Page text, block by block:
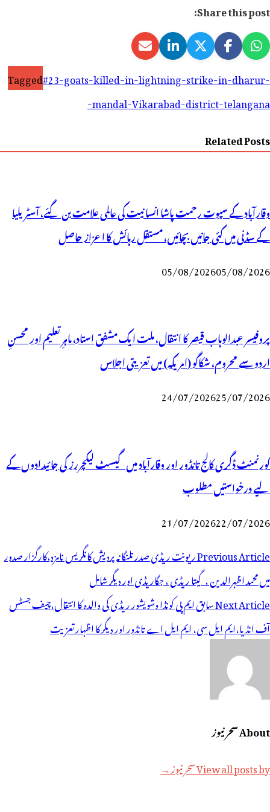
Share this post:
Tagged#23-goats-killed-in-lightning-strike-in-dharur-
mandal-Vikarabad-district-telangana-
Related Posts
وقارآباد کے سپوت رحمت پاشا انسانیت کی عالمی علامت بن گئے، آسٹریلیا
کے سڈنی میں کئی جانیں بچائیں، مستقل رہائش کا اعزاز حاصل
05/08/202605/08/2026
پروفیسر عبدالوہاب قیصر کا انتقال، ملت ایک مشفق استاد، ماہرِتعلیم اور محسنِ
اردو سے محروم، شکاگو (امریکہ) میں تعزیتی اجلاس
24/07/202625/07/2026
گورنمنٹ ڈگری کالج تانڈور اور وقارآباد میں گیسٹ لیکچررز کی جائیدادوں کے
لیے درخواستیں مطلوب
21/07/202622/07/2026
پوسٹوں
کی
نیویگیشن
Previous Articleریونت ریڈی صدر تلنگانہ پردیش کانگریس نامزد،کارگزار صدور
میں محمد اظہرالدین ،گیتا ریڈی ، جگاریڈی اور دیگر شامل
Next Articleسابق ایم پی کونڈا وشویشور ریڈی کی والدہ کا انتقال،چیف جسٹس
آف انڈیا،ایم ایل سی، ایم ایل اے تانڈور اور دیگر کا اظہار تعزیت
About سحر نیوز
View all posts by سحر نیوز →